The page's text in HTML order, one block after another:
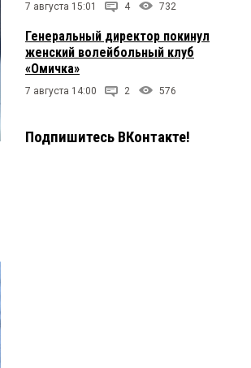
7 августа 15:01 4 732
Генеральный директор покинул
женский волейбольный клуб
«Омичка»
7 августа 14:00 2 576
Подпишитесь ВКонтакте!